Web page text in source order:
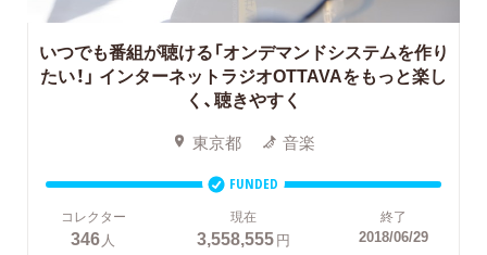
いつでも番組が聴ける「オンデマンドシステムを作り
たい！」 インターネットラジオOTTAVAをもっと楽し
く、聴きやすく
東京都 音楽
FUNDED
コレクター
346 人
現在
3,558,555円
終了
2018/06/29